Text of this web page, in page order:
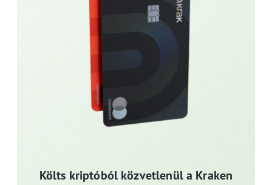
Költs kriptóból közvetlenül a Kraken